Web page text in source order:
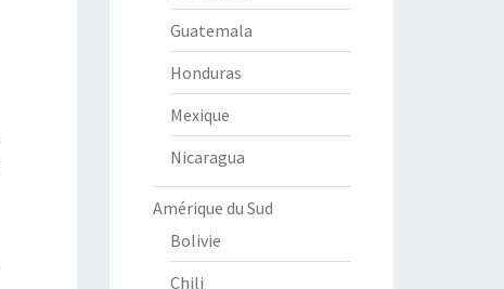
Guatemala
Honduras
Mexique
Nicaragua
Amérique du Sud
Bolivie
Chili